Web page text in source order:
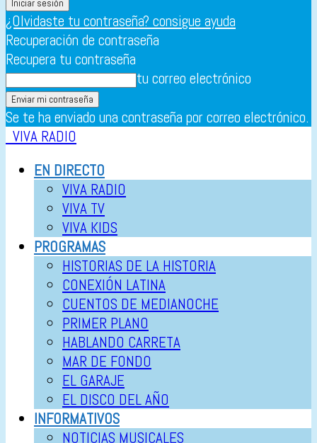
¿Olvidaste tu contraseña? consigue ayuda
Recuperación de contraseña
Recupera tu contraseña
tu correo electrónico
Se te ha enviado una contraseña por correo electrónico.
VIVA RADIO
EN DIRECTO
VIVA RADIO
VIVA TV
VIVA KIDS
PROGRAMAS
HISTORIAS DE LA HISTORIA
CONEXIÓN LATINA
CUENTOS DE MEDIANOCHE
PRIMER PLANO
HABLANDO CARRETA
MAR DE FONDO
EL GARAJE
EL DISCO DEL AÑO
INFORMATIVOS
NOTICIAS MUSICALES